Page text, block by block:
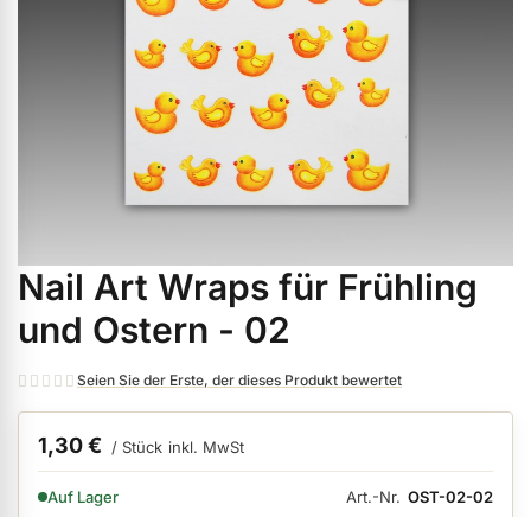
Weihnachtsmarkt anzeigen
Gel anzeigen
Gel Polish anzeigen
Acryl anzeigen
Nagellack & Flüssigkeiten anzeigen
Zum
Anfang
der
Nail Art Wraps für Frühling
und Ostern - 02
Seien Sie der Erste, der dieses Produkt bewertet
1,30 € / Stück inkl. MwSt
VERFÜGBARKEIT:
Auf Lager Art.-Nr. OST-02-02